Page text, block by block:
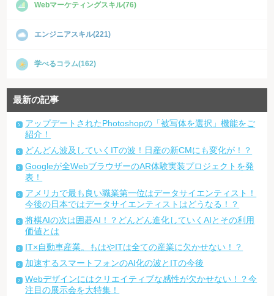
Webマーケティングスキル(76)
エンジニアスキル(221)
学べるコラム(162)
最新の記事
アップデートされたPhotoshopの「被写体を選択」機能をご
紹介！
どんどん波及していくITの波！日産の新CMにも変化が！？
Googleが全WebブラウザーのAR体験実装プロジェクトを発
表！
アメリカで最も良い職業第一位はデータサイエンティスト！
今後の日本ではデータサイエンティストはどうなる！？
将棋AIの次は囲碁AI！？どんどん進化していくAIとその利用
価値とは
IT×自動車産業。もはやITは全ての産業に欠かせない！？
加速するスマートフォンのAI化の波とITの今後
Webデザインにはクリエイティブな感性が欠かせない！？今
注目の展示会を大特集！